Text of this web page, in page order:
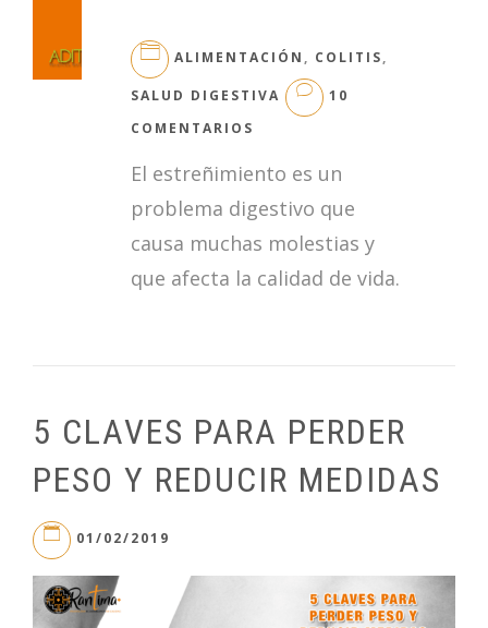
ALIMENTACIÓN, COLITIS,
SALUD DIGESTIVA
10
COMENTARIOS
PARA
CON
EL
El estreñimiento es un
problema digestivo que
causa muchas molestias y
que afecta la calidad de vida.
5 CLAVES PARA PERDER
PESO Y REDUCIR MEDIDAS
01/02/2019